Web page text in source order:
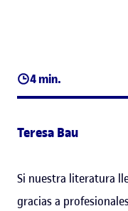
4 min.
Teresa Bau
Si nuestra literatura
gracias a